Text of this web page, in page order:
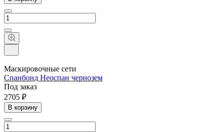
Маскировочные сети
Спанбонд Неоспан чернозем
Под заказ
2705 ₽
В корзину